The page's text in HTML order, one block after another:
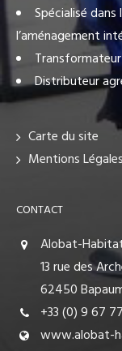
Spécialisé
l’aménagement
Distributeur
Carte du site
Mentions Légales
CONTACT
Alobat-
13 rue des
62450
+33 (0) 9 67
www.alobat-